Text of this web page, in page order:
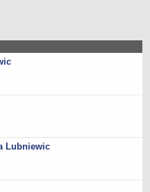
- kwartalne
- półroczne, roczne
z JST
Lubniewic